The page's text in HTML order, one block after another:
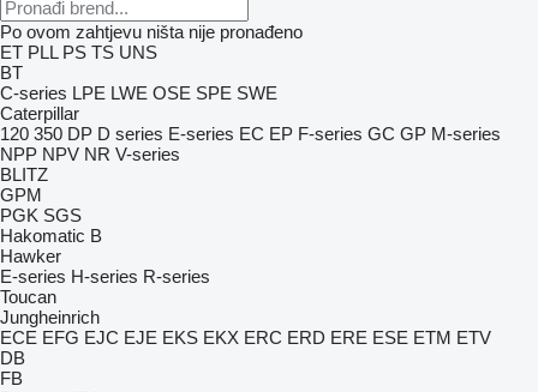
Po ovom zahtjevu ništa nije pronađeno
ET PLL PS TS UNS
BT
C-series LPE LWE OSE SPE SWE
Caterpillar
120 350 DP D series E-series EC EP F-series GC GP M-series
NPP NPV NR V-series
BLITZ
GPM
PGK SGS
Hakomatic B
Hawker
E-series H-series R-series
Toucan
Jungheinrich
ECE EFG EJC EJE EKS EKX ERC ERD ERE ESE ETM ETV
DB
FB